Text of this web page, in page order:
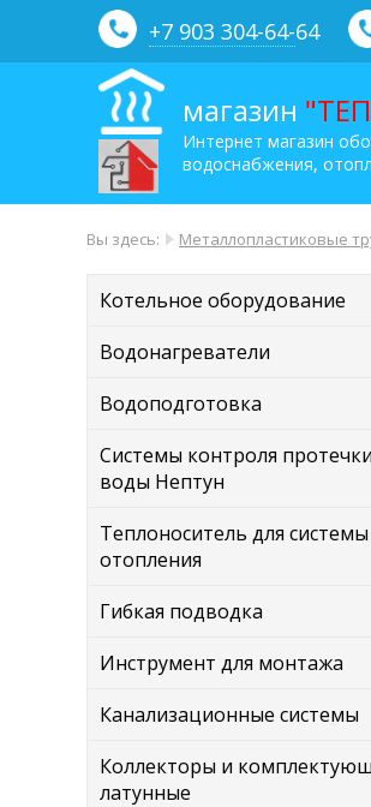
+7 903 304-64-64
магазин
Интернет магазин
водоснабжения,
Вы здесь: Металлопластиковые
Котельное оборудование
Водонагреватели
Водоподготовка
Системы контроля протечки
воды Нептун
Теплоноситель для системы
отопления
Гибкая подводка
Инструмент для монтажа
Канализационные системы
Коллекторы и
латунные